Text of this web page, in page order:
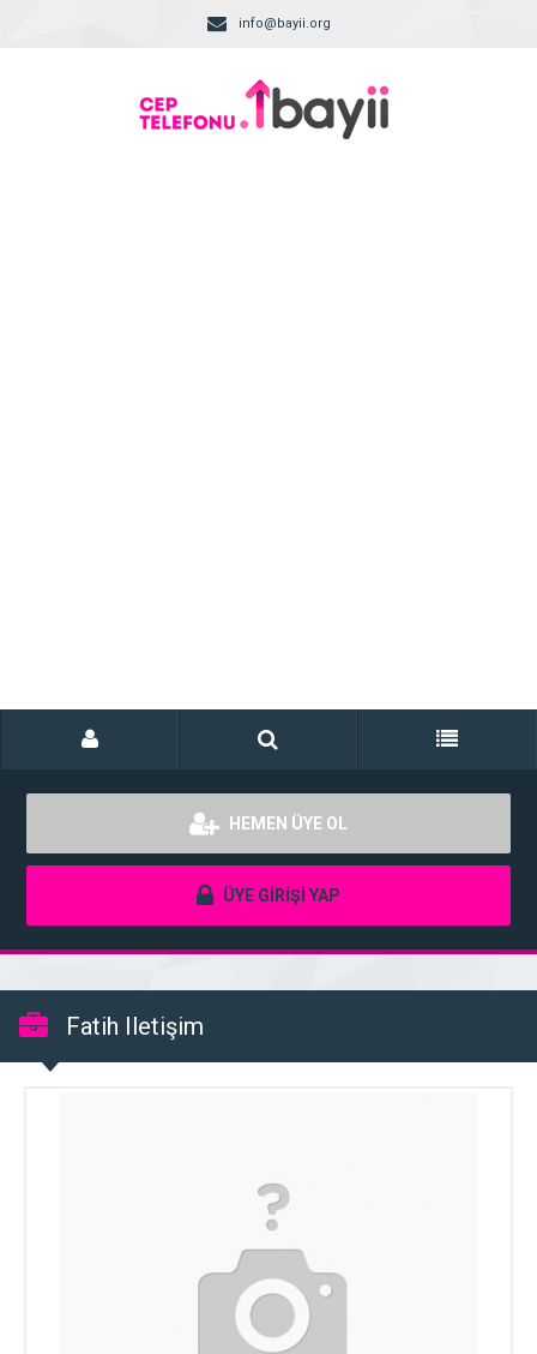
info@bayii.org
HEMEN ÜYE OL
ÜYE GİRİŞİ YAP
Fatih Iletişim